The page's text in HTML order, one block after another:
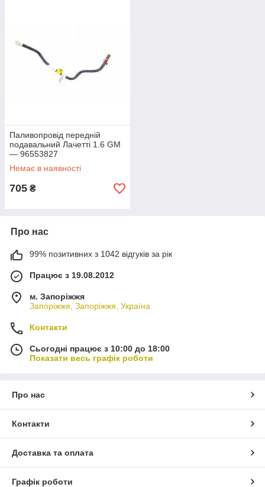
Паливопровід передній
подавальний Лачетті 1.6 GM
— 96553827
Немає в наявності
705 ₴
Про нас
99% позитивних з 1042 відгуків за рік
Працює з 19.08.2012
м. Запоріжжя
Запоріжжя, Запоріжжя, Україна
Контакти
Сьогодні працює з 10:00 до 18:00
Показати весь графік роботи
Про нас
Контакти
Доставка та оплата
Графік роботи